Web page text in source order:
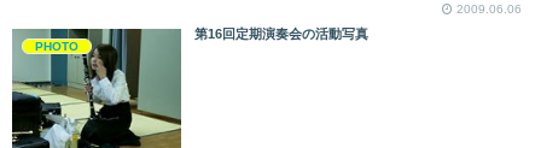
2009.06.06
PHOTO
第16回定期演奏会の活動写真